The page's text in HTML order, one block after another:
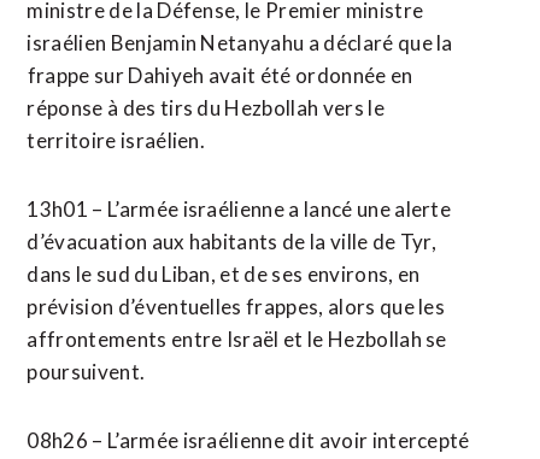
ministre de la Défense, le Premier ministre
israélien Benjamin Netanyahu a déclaré que la
⁠frappe sur Dahiyeh avait été ordonnée en
réponse à des tirs du Hezbollah vers le
territoire israélien.
13h01 – L’armée israélienne a lancé une alerte
d’évacuation aux habitants de la ville de Tyr,
dans le sud du Liban, et de ses environs, en
prévision d’éventuelles frappes, alors que les
affrontements entre Israël et le Hezbollah se
poursuivent.
08h26 – L’armée israélienne dit avoir intercepté